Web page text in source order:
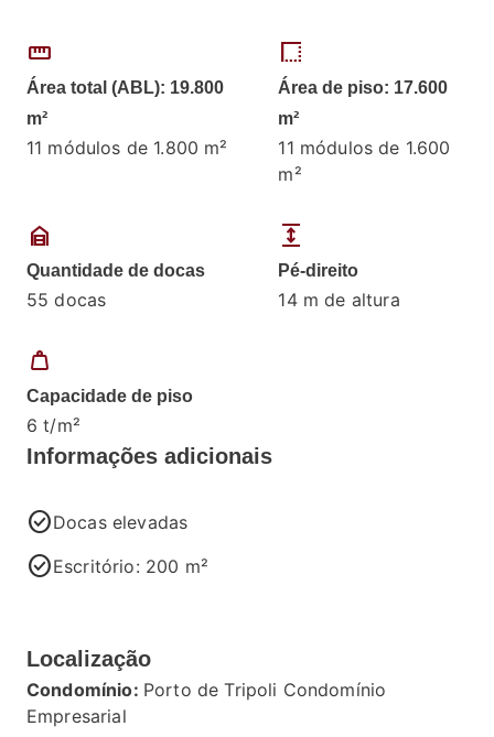
straighten
Área total (ABL): 19.800
m²
11 módulos de 1.800 m²
border_style
Área de piso: 17.600
m²
11 módulos de 1.600
m²
garage_home
Quantidade de docas
55 docas
expand
Pé-direito
14 m de altura
weight
Capacidade de piso
6 t/m²
Informações adicionais
check_circleDocas elevadas
check_circleEscritório: 200 m²
Localização
Condomínio: Porto de Tripoli Condomínio
Empresarial